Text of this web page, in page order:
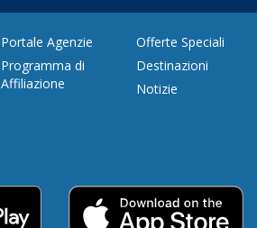
Portale Agenzie
Programma di
Affiliazione
Offerte Speciali
Destinazioni
Notizie